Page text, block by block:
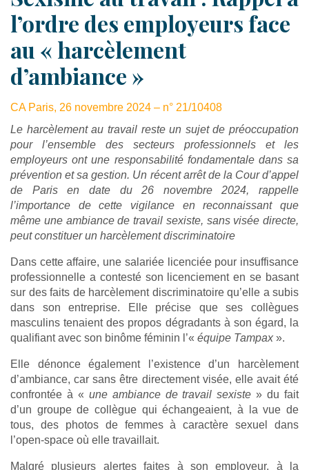
l’ordre des employeurs face
au « harcèlement
d’ambiance »
CA Paris, 26 novembre 2024 – n° 21/10408
Le harcèlement au travail reste un sujet de préoccupation
pour l’ensemble des secteurs professionnels et les
employeurs ont une responsabilité fondamentale dans sa
prévention et sa gestion. Un récent arrêt de la Cour d’appel
de Paris en date du 26 novembre 2024, rappelle
l’importance de cette vigilance en reconnaissant que
même une ambiance de travail sexiste, sans visée directe,
peut constituer un harcèlement discriminatoire
Dans cette affaire, une salariée licenciée pour insuffisance
professionnelle a contesté son licenciement en se basant
sur des faits de harcèlement discriminatoire qu’elle a subis
dans son entreprise. Elle précise que ses collègues
masculins tenaient des propos dégradants à son égard, la
qualifiant avec son binôme féminin l’« équipe Tampax ».
Elle dénonce également l’existence d’un harcèlement
d’ambiance, car sans être directement visée, elle avait été
confrontée à « une ambiance de travail sexiste » du fait
d’un groupe de collègue qui échangeaient, à la vue de
tous, des photos de femmes à caractère sexuel dans
l’open-space où elle travaillait.
Malgré plusieurs alertes faites à son employeur, à la